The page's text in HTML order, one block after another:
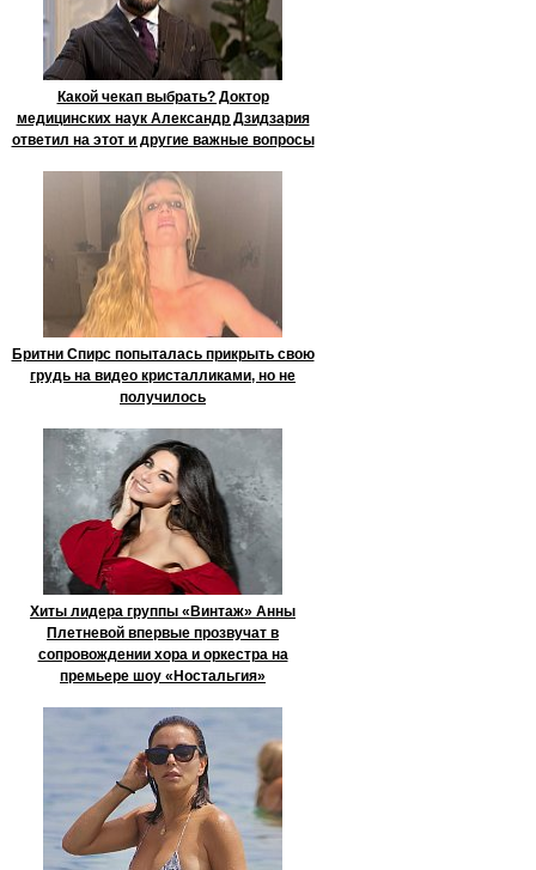
Какой чекап выбрать? Доктор
медицинских наук Александр Дзидзария
ответил на этот и другие важные вопросы
Бритни Спирс попыталась прикрыть свою
грудь на видео кристалликами, но не
получилось
Хиты лидера группы «Винтаж» Анны
Плетневой впервые прозвучат в
сопровождении хора и оркестра на
премьере шоу «Ностальгия»